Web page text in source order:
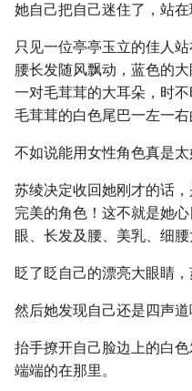
她自己把自己迷住了，站在
只见一位亭亭玉立的佳人
腰长发随风飘动，蓝色的
一对毛茸茸的大耳朵，时
毛茸茸的白色尾巴一左一右
不如说能用女性角色真是
苏绫决定收回她刚才的话
完美的角色！这不就是她
眼、长发及腰、美乳、细
眨了眨自己的漂亮大眼睛
然后她发现自己还是四声道
抬手撩开自己脸边上的白
端端的在那里。